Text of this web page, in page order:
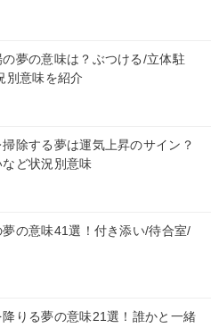
の夢の意味は？ぶつける/立体駐
別意味を紹介
掃除する夢は運気上昇のサイン？
ど状況別意味
夢の意味41選！付き添い/待合室/
降りる夢の意味21選！誰かと一緒